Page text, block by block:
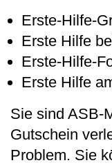
Erste-Hilfe-
Erste Hilfe
Erste-Hilfe-
Erste Hilfe
Sie sind ASB-
Gutschein
Problem. Sie